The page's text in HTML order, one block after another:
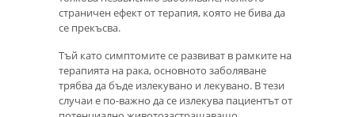
страничен ефект от терапия, която не бива да
се прекъсва.
Тъй като симптомите се развиват в рамките на
терапията на рака, основното заболяване
трябва да бъде излекувано и лекувано. В тези
случаи е по-важно да се излекува пациентът от